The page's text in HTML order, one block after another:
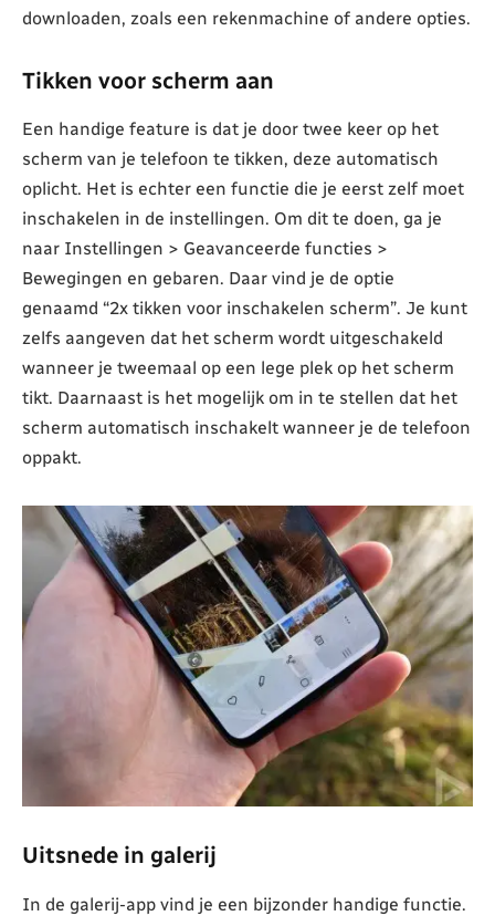
downloaden, zoals een rekenmachine of andere opties.
Tikken voor scherm aan
Een handige feature is dat je door twee keer op het
scherm van je telefoon te tikken, deze automatisch
oplicht. Het is echter een functie die je eerst zelf moet
inschakelen in de instellingen. Om dit te doen, ga je
naar Instellingen > Geavanceerde functies >
Bewegingen en gebaren. Daar vind je de optie
genaamd “2x tikken voor inschakelen scherm”. Je kunt
zelfs aangeven dat het scherm wordt uitgeschakeld
wanneer je tweemaal op een lege plek op het scherm
tikt. Daarnaast is het mogelijk om in te stellen dat het
scherm automatisch inschakelt wanneer je de telefoon
oppakt.
Uitsnede in galerij
In de galerij-app vind je een bijzonder handige functie.